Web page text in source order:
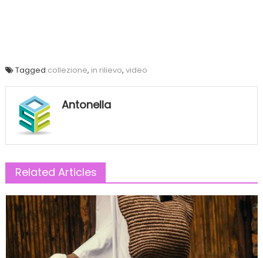
Tagged collezione, in rilievo, video
Antonella
Related Articles